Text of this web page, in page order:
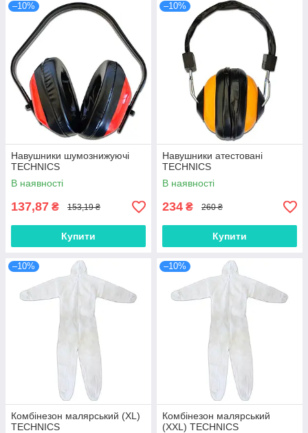
–10%
Навушники шумознижуючі
TECHNICS
В наявності
137,87 ₴ 153,19 ₴
Купити
–10%
Навушники атестовані
TECHNICS
В наявності
234 ₴ 260 ₴
Купити
–10%
Комбінезон малярський (XL)
TECHNICS
–10%
Комбінезон малярський
(XXL) TECHNICS